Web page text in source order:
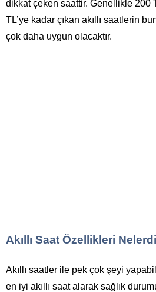
dikkat çeken saattir. Genellikle 200
TL’ye kadar çıkan akıllı saatlerin
çok daha uygun olacaktır.
Akıllı Saat Özellikleri
Akıllı saatler ile pek çok şeyi
en iyi akıllı saat alarak sağlık